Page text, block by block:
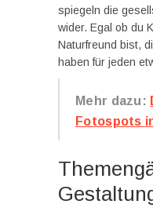
spiegeln die
wider. Egal ob du
Naturfreund bist,
haben für jeden
Mehr dazu:
Fotospots